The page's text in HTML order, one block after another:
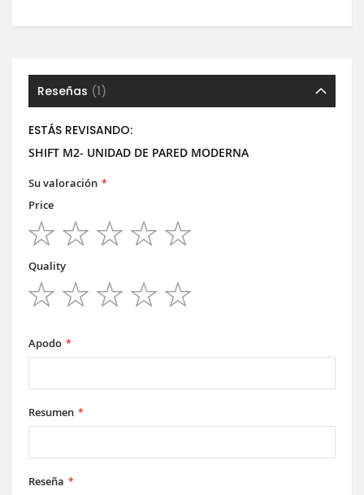
Reseñas 1
ESTÁS REVISANDO:
SHIFT M2- UNIDAD DE PARED MODERNA
Su valoración
Price
star
stars
stars
stars
stars
Quality
Apodo
Resumen
Reseña